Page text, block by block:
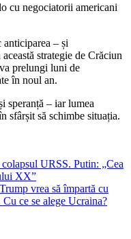
cu negociatorii americani
– și
strategie de Crăciun
prelungi luni de
în noul an.
speranță – iar lumea
sfârșit să schimbe situația.
URSS. Putin: „Cea
XX”
vrea să împartă cu
ce se alege Ucraina?